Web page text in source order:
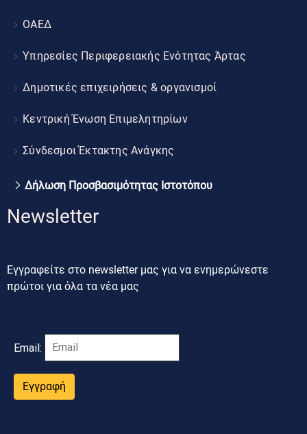
ΟΑΕΔ
Υπηρεσίες Περιφερειακής Ενότητας Άρτας
Δημοτικές επιχειρήσεις & οργανισμοί
Κεντρική Ένωση Επιμελητηρίων
Σύνδεσμοι Έκτακτης Ανάγκης
Δήλωση Προσβασιμότητας Ιστοτόπου
Newsletter
Εγγραφείτε στο newsletter μας για να ενημερώνεστε
πρώτοι για όλα τα νέα μας
Email:
Εγγραφή